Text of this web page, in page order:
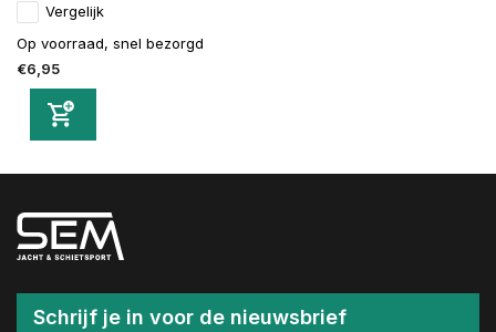
Vergelijk
Op voorraad, snel bezorgd
€6,95
Schrijf je in voor de nieuwsbrief